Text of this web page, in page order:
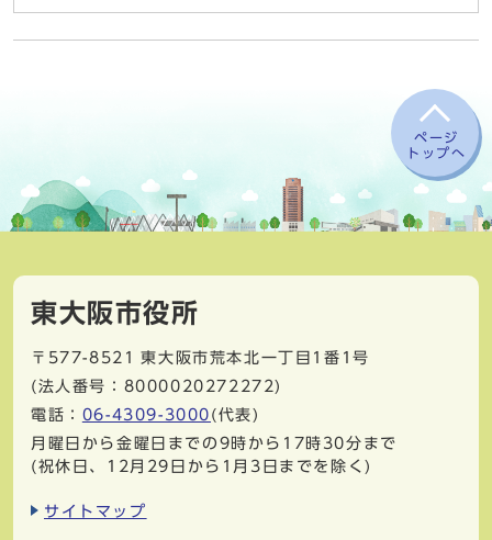
ページ
トップへ
東大阪市役所
〒577-8521
東大阪市荒本北一丁目1番1号
(法人番号：8000020272272)
電話： 06-4309-3000 (代表)
月曜日から金曜日までの9時から17時30分まで
(祝休日、12月29日から1月3日までを除く)
サイトマップ